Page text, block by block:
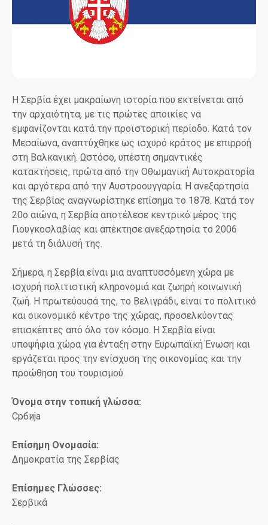
Η Σερβία έχει μακραίωνη ιστορία που εκτείνεται από
την αρχαιότητα, με τις πρώτες αποικίες να
εμφανίζονται κατά την προϊστορική περίοδο. Κατά τον
Μεσαίωνα, αναπτύχθηκε ως ισχυρό κράτος με επιρροή
στη Βαλκανική. Ωστόσο, υπέστη σημαντικές
κατακτήσεις, πρώτα από την Οθωμανική Αυτοκρατορία
και αργότερα από την Αυστροουγγαρία. Η ανεξαρτησία
της Σερβίας αναγνωρίστηκε επίσημα το 1878. Κατά τον
20ο αιώνα, η Σερβία αποτέλεσε κεντρικό μέρος της
Γιουγκοσλαβίας και απέκτησε ανεξαρτησία το 2006
μετά τη διάλυσή της.
Σήμερα, η Σερβία είναι μια αναπτυσσόμενη χώρα με
ισχυρή πολιτιστική κληρονομιά και ζωηρή κοινωνική
ζωή. Η πρωτεύουσά της, το Βελιγράδι, είναι το πολιτικό
και οικονομικό κέντρο της χώρας, προσελκύοντας
επισκέπτες από όλο τον κόσμο. Η Σερβία είναι
υποψήφια χώρα για ένταξη στην Ευρωπαϊκή Ένωση και
εργάζεται προς την ενίσχυση της οικονομίας και την
προώθηση του τουρισμού.
Όνομα στην τοπική γλώσσα:
Србија
Επίσημη Ονομασία:
Δημοκρατία της Σερβίας
Επίσημες Γλώσσες:
Σερβικά